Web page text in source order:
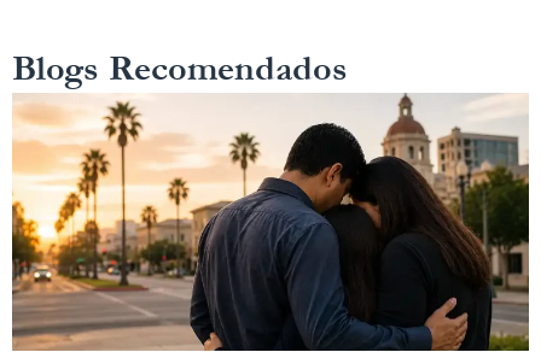
Blogs Recomendados